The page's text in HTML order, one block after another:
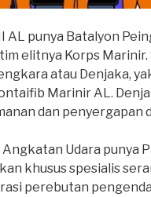
AL punya Batalyon
elitnya Korps Marinir.
atau Denjaka,
Marinir AL.
dan penyergapan
Udara punya
khusus spesialis
perebutan